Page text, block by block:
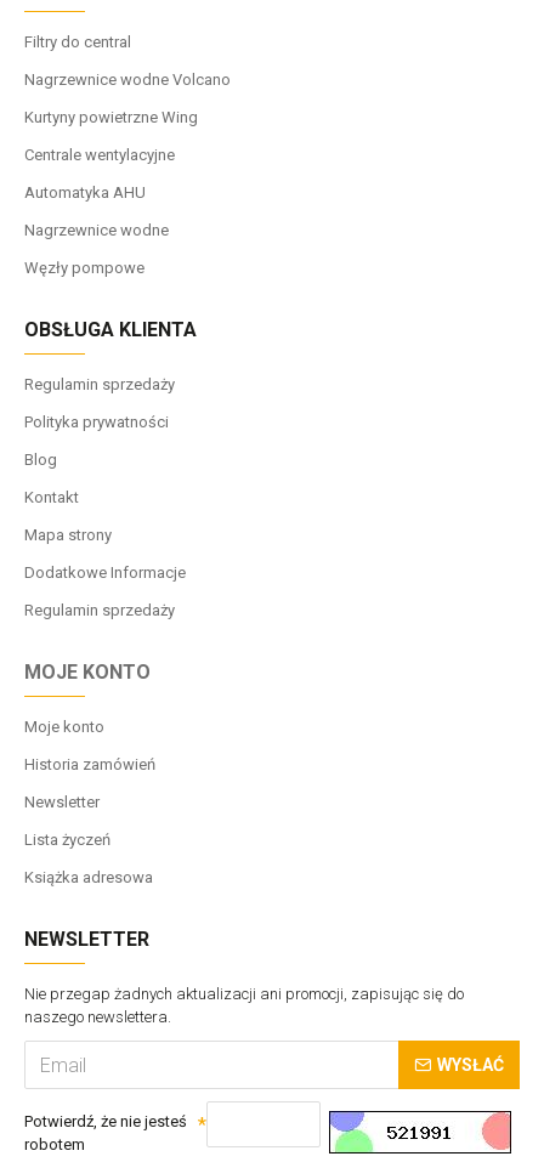
Filtry do central
Nagrzewnice wodne Volcano
Kurtyny powietrzne Wing
Centrale wentylacyjne
Automatyka AHU
Nagrzewnice wodne
Węzły pompowe
OBSŁUGA KLIENTA
Regulamin sprzedaży
Polityka prywatności
Blog
Kontakt
Mapa strony
Dodatkowe Informacje
Regulamin sprzedaży
MOJE KONTO
Moje konto
Historia zamówień
Newsletter
Lista życzeń
Książka adresowa
NEWSLETTER
Nie przegap żadnych aktualizacji ani promocji, zapisując się do
naszego newslettera.
WYSŁAĆ
Potwierdź, że nie jesteś
robotem